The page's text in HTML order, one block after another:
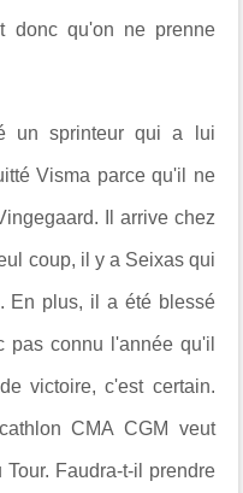
donc qu'on ne prenne
un sprinteur qui a lui
Visma parce qu'il ne
Il arrive chez
coup, il y a Seixas qui
En plus, il a été blessé
connu l'année qu'il
victoire, c'est certain.
CMA CGM veut
Faudra-t-il prendre